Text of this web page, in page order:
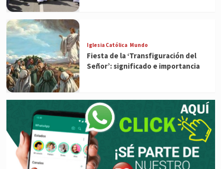
Iglesia Católica Mundo
Fiesta de la ‘Transfiguración del
Señor’: significado e importancia